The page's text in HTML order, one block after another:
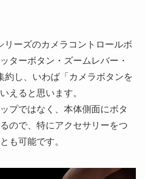
リーズのカメラコントロールボ
ターボタン・ズームレバー・
約し、いわば「カメラボタンを
えると思います。
プではなく、本体側面にボタ
ので、特にアクセサリーをつ
も可能です。